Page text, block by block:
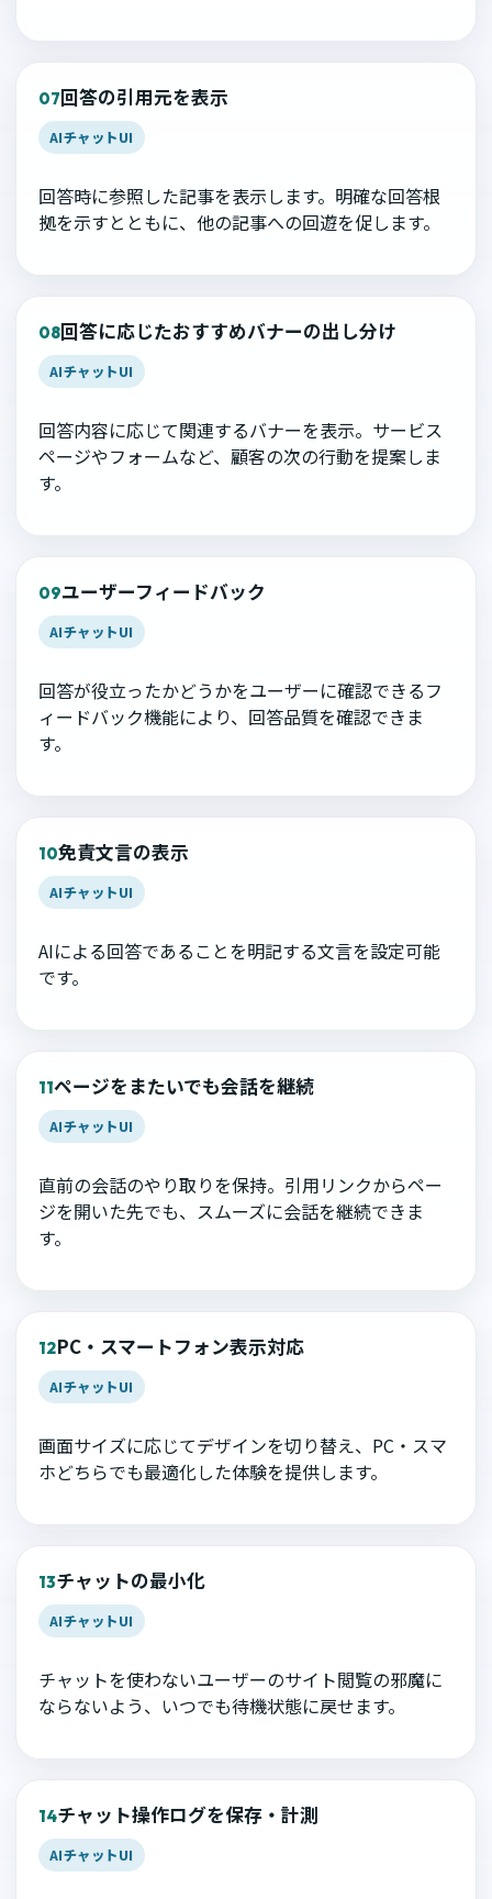
07回答の引用元を表示
AIチャットUI
回答時に参照した記事を表示します。明確な回答根
拠を示すとともに、他の記事への回遊を促します。
08回答に応じたおすすめバナーの出し分け
AIチャットUI
回答内容に応じて関連するバナーを表示。サービス
ページやフォームなど、顧客の次の行動を提案しま
す。
09ユーザーフィードバック
AIチャットUI
回答が役立ったかどうかをユーザーに確認できるフ
ィードバック機能により、回答品質を確認できま
す。
10免責文言の表示
AIチャットUI
AIによる回答であることを明記する文言を設定可能
です。
11ページをまたいでも会話を継続
AIチャットUI
直前の会話のやり取りを保持。引用リンクからペー
ジを開いた先でも、スムーズに会話を継続できま
す。
12PC・スマートフォン表示対応
AIチャットUI
画面サイズに応じてデザインを切り替え、PC・スマ
ホどちらでも最適化した体験を提供します。
13チャットの最小化
AIチャットUI
チャットを使わないユーザーのサイト閲覧の邪魔に
ならないよう、いつでも待機状態に戻せます。
14チャット操作ログを保存・計測
AIチャットUI